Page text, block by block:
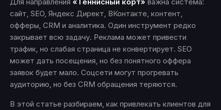
сайт, SEO, Яндекс Директ, ВКонтакте, контент,
офферы, CRM и аналитика. Один инструмент редко
закрывает всю задачу. Реклама может привести
трафик, но слабая страница не конвертирует. SEO
может дать посещения, но без понятного оффера
заявок будет мало. Соцсети могут прогревать
аудиторию, но без CRM обращения теряются.
В этой статье разбираем, как привлекать клиентов для